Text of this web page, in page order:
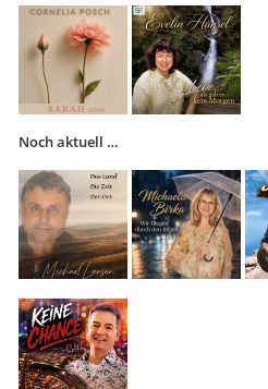
Noch aktuell …